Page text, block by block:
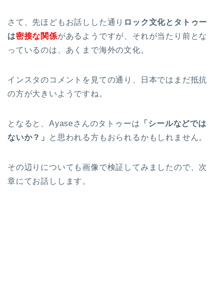
さて、先ほどもお話しした通り ロック文化とタトゥー
は密接な関係があるようですが、それが当たり前とな
っているのは、あくまで海外の文化。
インスタのコメントを見ての通り、日本ではまだ抵抗
の方が大きいようですね。
となると、Ayaseさんのタトゥーは 「シールなどでは
ないか？」
と思われる方もおられるかもしれません。
その辺りについても画像で検証してみましたので、次
章にてお話しします。